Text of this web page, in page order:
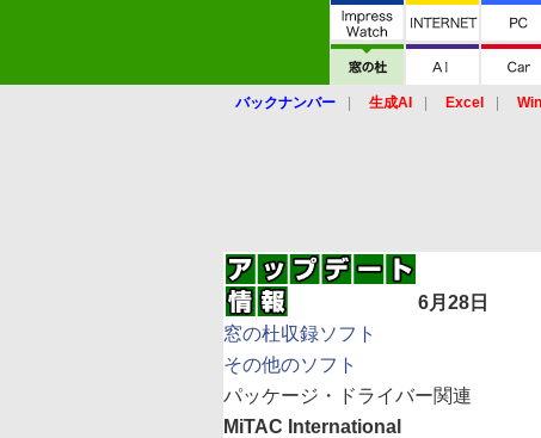
バックナンバー 生成AI Excel
6月28日
窓の杜収録ソフト
その他のソフト
パッケージ・ドライバー関連
MiTAC International